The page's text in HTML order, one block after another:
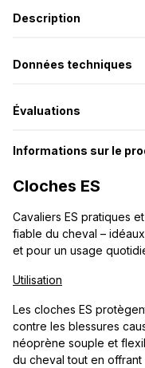
Description
Données techniques
Évaluations
Informations sur le
Cloches ES
Cavaliers ES pratiques
fiable du cheval –
et pour un usage
Utilisation
Les cloches ES
contre les blessures
néoprène souple et
du cheval tout en